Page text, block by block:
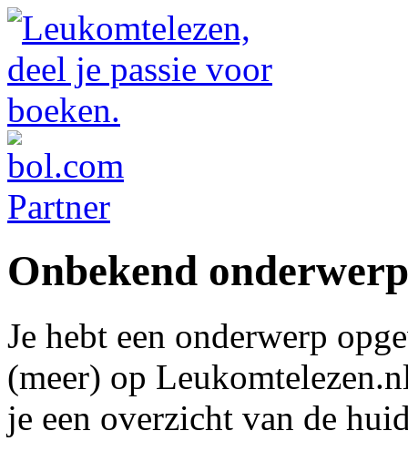
Onbekend onderwerp
Je hebt een onderwerp
(meer) op
je een overzicht van de